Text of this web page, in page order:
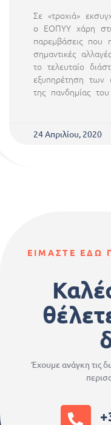
Σε «τροχιά»
ο ΕΟΠΥΥ χάρη
παρεμβάσεις που
σημαντικές
το τελευταίο
εξυπηρέτηση
της πανδημίας
24 Απριλίου, 2020
ΕΙΜΑΣΤΕ ΕΔΩ
Έχουμε ανάγκη τις